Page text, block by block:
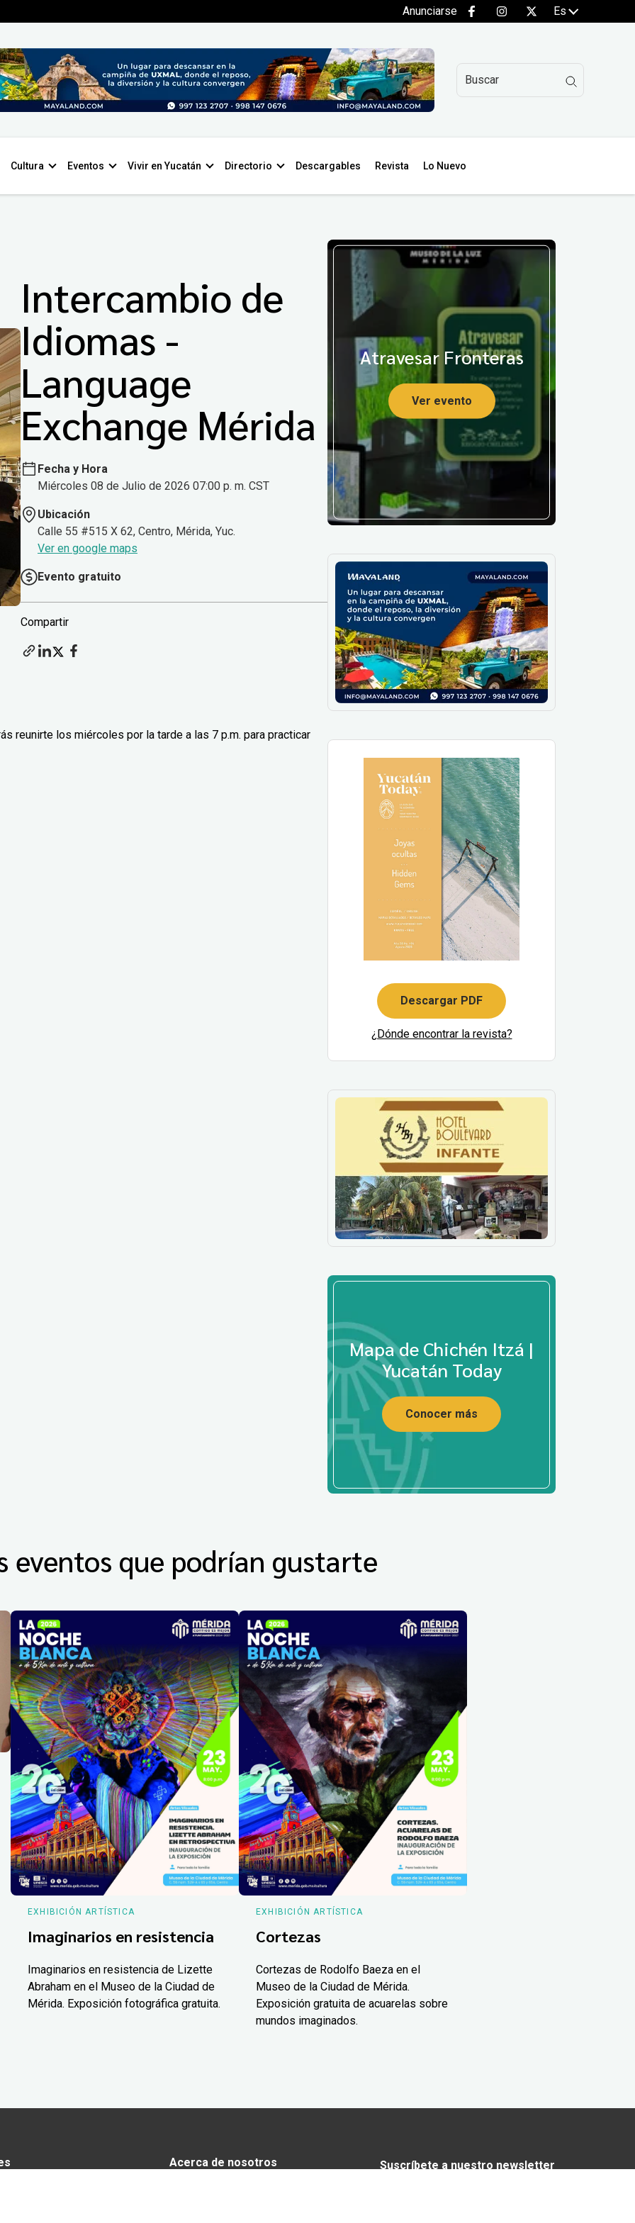
Anunciarse Es
Cultura Eventos Vivir en Yucatán Directorio Descargables Revista Lo Nuevo
Intercambio de
Idiomas -
Language
Exchange Mérida
Fecha y Hora
Miércoles 08 de Julio de 2026 07:00 p. m. CST
Ubicación
Calle 55 #515 X 62, Centro, Mérida, Yuc.
Ver en google maps
Evento gratuito
Compartir
reunirte los miércoles por la tarde a las 7 p.m. para practicar
Atravesar Fronteras
Ver evento
Descargar PDF
¿Dónde encontrar la revista?
Mapa de Chichén Itzá |
Yucatán Today
Conocer más
eventos que podrían gustarte
EXHIBICIÓN ARTÍSTICA
Imaginarios en resistencia
Imaginarios en resistencia de Lizette
Abraham en el Museo de la Ciudad de
Mérida. Exposición fotográfica gratuita.
EXHIBICIÓN ARTÍSTICA
Cortezas
Cortezas de Rodolfo Baeza en el
Museo de la Ciudad de Mérida.
Exposición gratuita de acuarelas sobre
mundos imaginados.
Acerca de nosotros
Suscríbete a nuestro newsletter